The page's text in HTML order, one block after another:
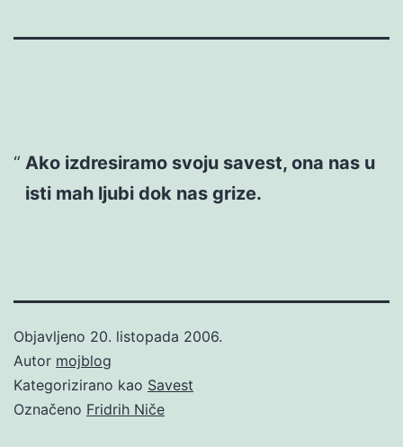
Ako izdresiramo svoju savest, ona nas u
isti mah ljubi dok nas grize.
Objavljeno 20. listopada 2006.
Autor mojblog
Kategorizirano kao Savest
Označeno Fridrih Niče